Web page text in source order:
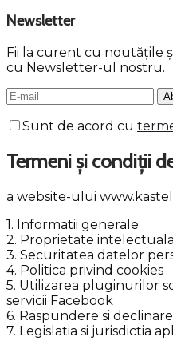
Newsletter
Fii la curent cu noutățile
cu Newsletter-ul nostru.
Sunt de acord cu
Termeni și condiții
a website-ului
1. Informatii generale
2. Proprietate intelectuala
3. Securitatea datelor
4. Politica privind cookies
5. Utilizarea pluginurilor
servicii Facebook
6. Raspundere si
7. Legislatia si jurisdictia